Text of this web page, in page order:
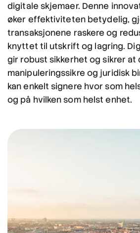
digitale skjemaer. Denne
øker effektiviteten betydelig,
transaksjonene raskere og
knyttet til utskrift og lagring.
gir robust sikkerhet og sikrer at
manipuleringssikre og juridisk
kan enkelt signere hvor som
og på hvilken som helst enhet.